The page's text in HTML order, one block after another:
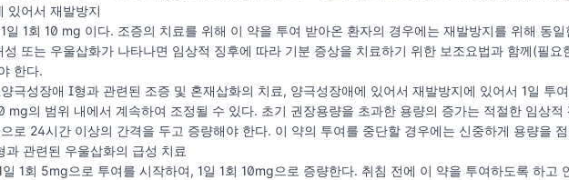
있어서 재발방지
일 1회 10 mg 이다. 조증의 치료를 위해 이 약을 투여 받아온 환자의 경우에는 재발방지를 위해 동
또는 우울삽화가 나타나면 임상적 징후에 따라 기분 증상을 치료하기 위한 보조요법과 함께(필요
한다.
극성장애 I형과 관련된 조증 및 혼재삽화의 치료, 양극성장애에 있어서 재발방지에 있어서 1일 투
mg의 범위 내에서 계속하여 조정될 수 있다. 초기 권장용량을 초과한 용량의 증가는 적절한 임상적
로 24시간 이상의 간격을 두고 증량해야 한다. 이 약의 투여를 중단할 경우에는 신중하게 용량을
관련된 우울삽화의 급성 치료
일 1회 5mg으로 투여를 시작하여, 1일 1회 10mg으로 증량한다. 취침 전에 이 약을 투여하도록 하고